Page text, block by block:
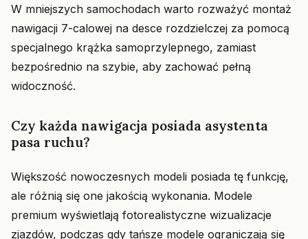
W mniejszych samochodach warto rozważyć montaż
nawigacji 7-calowej na desce rozdzielczej za pomocą
specjalnego krążka samoprzylepnego, zamiast
bezpośrednio na szybie, aby zachować pełną
widoczność.
Czy każda nawigacja posiada asystenta
pasa ruchu?
Większość nowoczesnych modeli posiada tę funkcję,
ale różnią się one jakością wykonania. Modele
premium wyświetlają fotorealistyczne wizualizacje
zjazdów, podczas gdy tańsze modele ograniczają się